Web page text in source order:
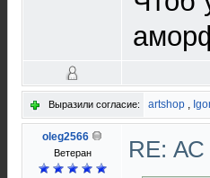
Выразили согласие: artshop ,
oleg2566
Ветеран RE: